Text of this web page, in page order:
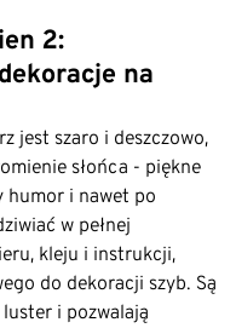
2:
na
jest szaro i deszczowo,
słońca - piękne
humor i nawet po
w pełnej
kleju i instrukcji,
do dekoracji szyb. Są
i pozwalają